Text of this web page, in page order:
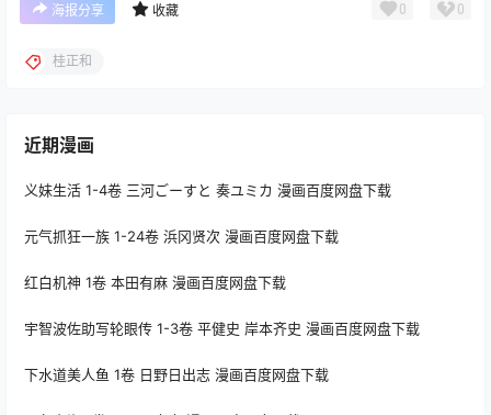
海报分享 收藏 0 0
桂正和
近期漫画
义妹生活 1-4卷 三河ごーすと 奏ユミカ 漫画百度网盘下载
元气抓狂一族 1-24卷 浜冈贤次 漫画百度网盘下载
红白机神 1卷 本田有麻 漫画百度网盘下载
宇智波佐助写轮眼传 1-3卷 平健史 岸本齐史 漫画百度网盘下载
下水道美人鱼 1卷 日野日出志 漫画百度网盘下载